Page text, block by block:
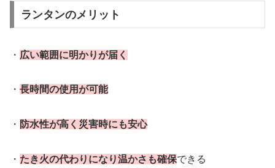
ランタンのメリット
・ 広い範囲に明かりが届く
・ 長時間の使用が可能
・ 防水性が高く災害時にも安心
・ たき火の代わりになり温かさも確保できる